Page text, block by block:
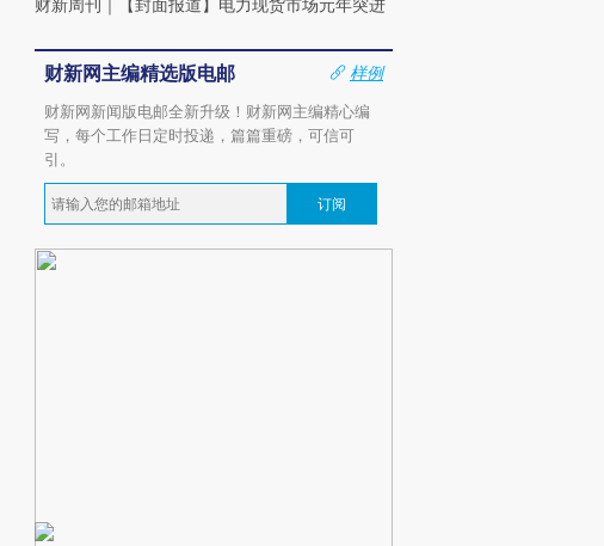
财新周刊 ｜ 【封面报道】电力现货市场元年突进
财新网主编精选版电邮
样例
财新网新闻版电邮全新升级！财新网主编精心编
写，每个工作日定时投递，篇篇重磅，可信可
引。
订阅